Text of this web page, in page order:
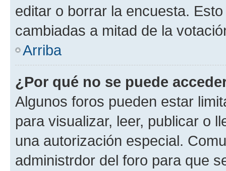
editar o borrar la encuesta.
cambiadas a mitad de la
Arriba
¿Por qué no se puede
Algunos foros pueden estar
para visualizar, leer, publicar o
una autorización especial.
administrdor del foro para que